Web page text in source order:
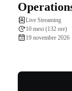
Live Streaming
10 mesi (132 ore)
19 novembre 2026